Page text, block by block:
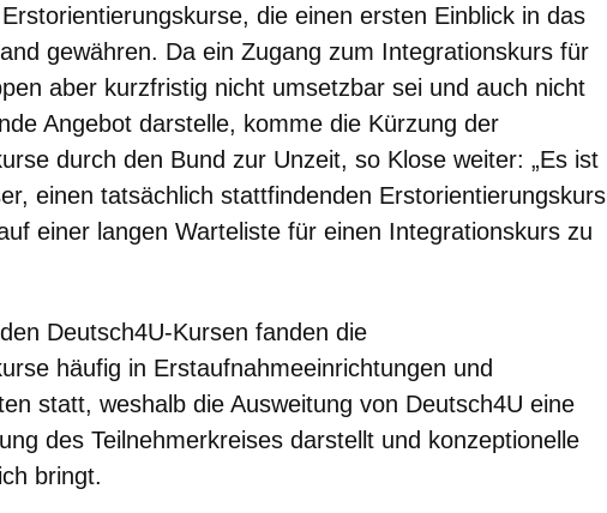
die einen ersten Einblick in das
gewähren. Da ein Zugang zum Integrationskurs für
aber kurzfristig nicht umsetzbar sei und auch nicht
Angebot darstelle, komme die Kürzung der
durch den Bund zur Unzeit, so Klose weiter: „Es ist
einen tatsächlich stattfindenden Erstorientierungskurs
einer langen Warteliste für einen Integrationskurs zu
Deutsch4U-Kursen fanden die
häufig in Erstaufnahmeeinrichtungen und
statt, weshalb die Ausweitung von Deutsch4U eine
des Teilnehmerkreises darstellt und konzeptionelle
bringt.